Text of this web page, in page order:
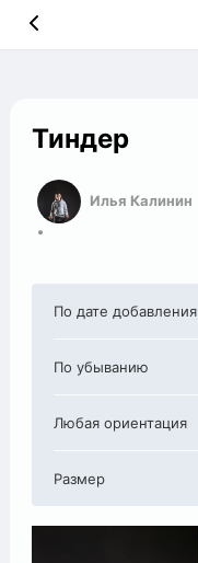
Тиндер
Илья Калинин
По дате добавления
По убыванию
Любая ориентация
Размер